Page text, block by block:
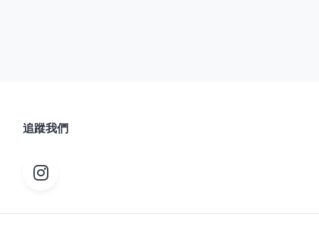
追蹤我們